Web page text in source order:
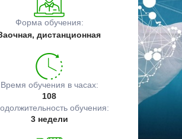
Форма обучения:
дистанционная
Время обучения в часах:
108
обучения:
3 недели